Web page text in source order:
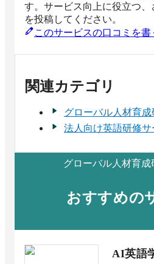
す。サービス向上に役立つ
を投稿してください。
このサービスの口コミを書
関連カテゴリ
グローバル人材育成
法人向け英語研修サ
グローバル人材育成
おすすめの
AI英語